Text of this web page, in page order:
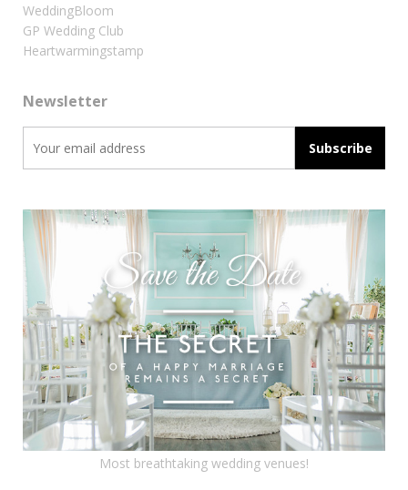
WeddingBloom
GP Wedding Club
Heartwarmingstamp
Newsletter
Most breathtaking wedding venues!